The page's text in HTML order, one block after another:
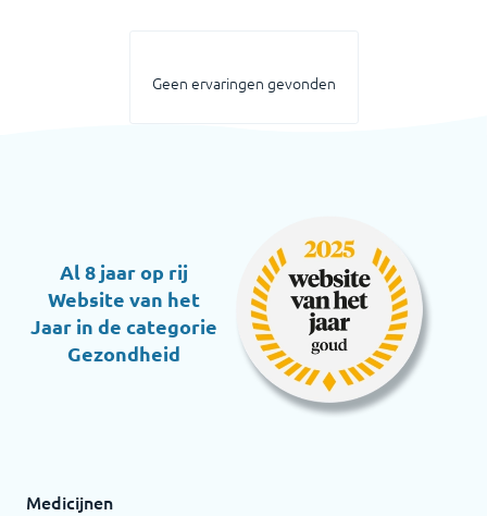
Geen ervaringen gevonden
Al 8 jaar op rij
Website van het
Jaar in de categorie
Gezondheid
Medicijnen